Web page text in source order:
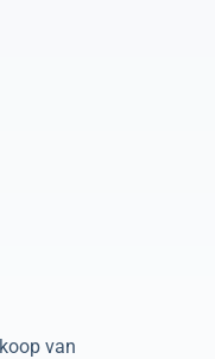
van